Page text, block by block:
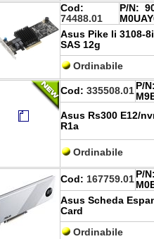
Cod:
74488.01
P/N:
Asus Pike Ii 3108-
SAS 12g
Ordinabile
Cod: 335508.01 P/
Asus Rs300 E12/
R1a
Ordinabile
Cod: 167759.01 P/
Asus Scheda
Card
Ordinabile